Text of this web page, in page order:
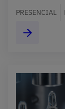
PRESENCIAL